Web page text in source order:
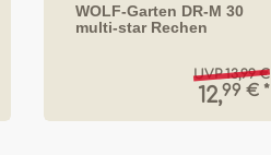
WOLF-Garten DR-M 30
multi-star Rechen
UVP 13,99 €
12,99 € *